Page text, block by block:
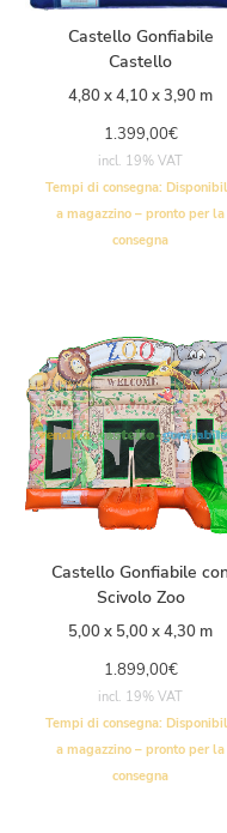
Castello Gonfiabile
Castello
4,80 x 4,10 x 3,90 m
1.399,00€
incl. 19% VAT
Tempi di consegna:
a magazzino – pronto per la
consegna
Castello Gonfiabile con
Scivolo Zoo
5,00 x 5,00 x 4,30 m
1.899,00€
incl. 19% VAT
Tempi di consegna:
a magazzino – pronto per la
consegna